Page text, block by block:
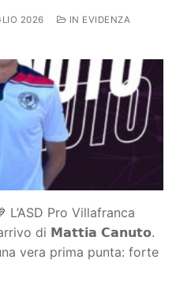
2026
IN EVIDENZA
Pro Villafranca
di 𝗠𝗮𝘁𝘁𝗶𝗮 𝗖𝗮𝗻𝘂𝘁𝗼.
vera prima punta: forte